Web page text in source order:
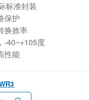
标准封装
保护
换效率
-40~+105度
性能